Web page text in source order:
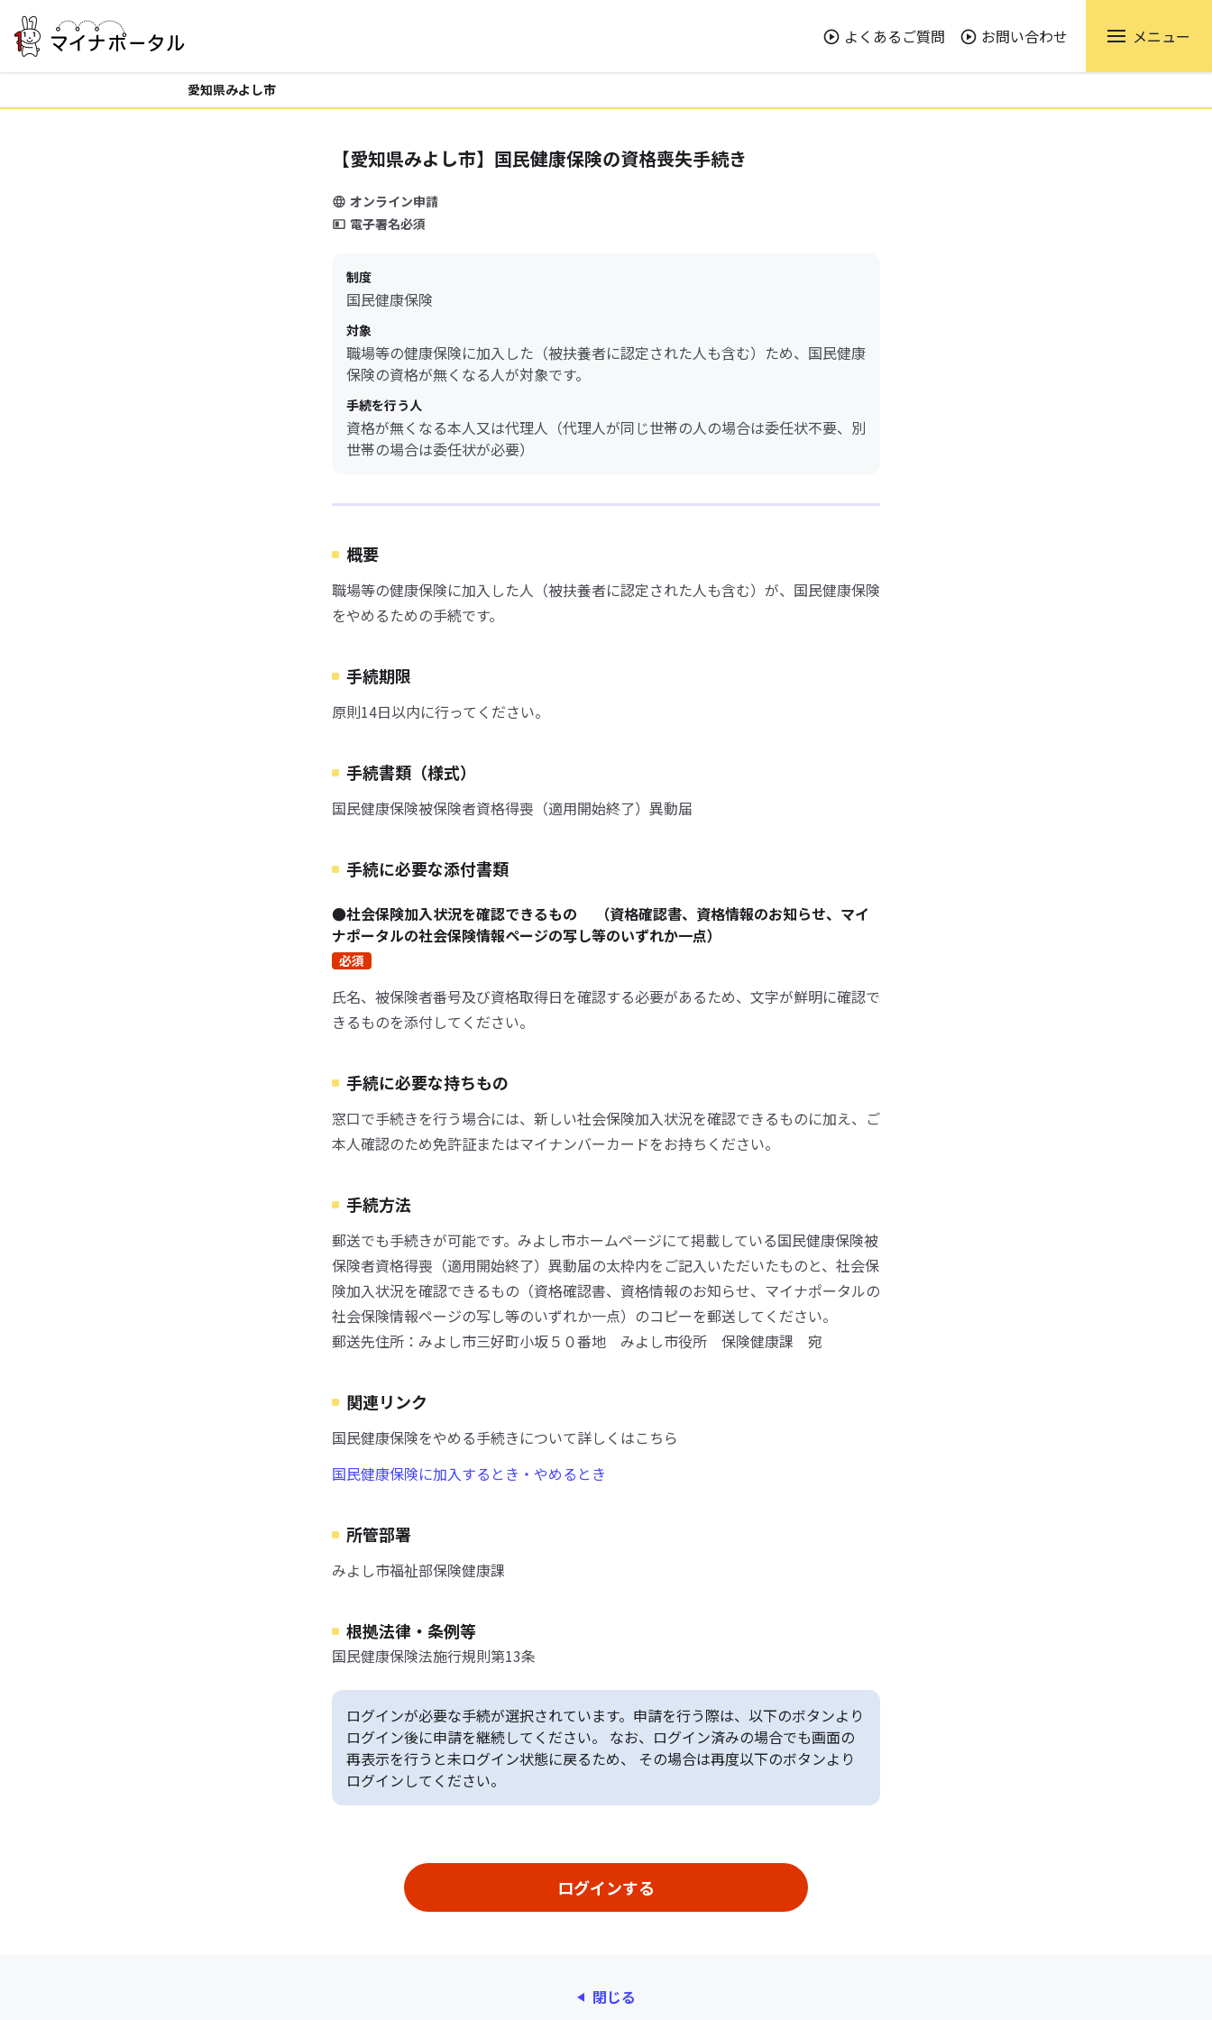
よくあるご質問 お問い合わせ メニュー
愛知県みよし市
【愛知県みよし市】国民健康保険の資格喪失手続き
オンライン申請
電子署名必須
制度
国民健康保険
対象
職場等の健康保険に加入した（被扶養者に認定された人も含む）ため、国民健康
保険の資格が無くなる人が対象です。
手続を行う人
資格が無くなる本人又は代理人（代理人が同じ世帯の人の場合は委任状不要、別
世帯の場合は委任状が必要）
概要
職場等の健康保険に加入した人（被扶養者に認定された人も含む）が、国民健康保険
をやめるための手続です。
手続期限
原則14日以内に行ってください。
手続書類（様式）
国民健康保険被保険者資格得喪（適用開始終了）異動届
手続に必要な添付書類
●社会保険加入状況を確認できるもの （資格確認書、資格情報のお知らせ、マイ
ナポータルの社会保険情報ページの写し等のいずれか一点）
必須
氏名、被保険者番号及び資格取得日を確認する必要があるため、文字が鮮明に確認で
きるものを添付してください。
手続に必要な持ちもの
窓口で手続きを行う場合には、新しい社会保険加入状況を確認できるものに加え、ご
本人確認のため免許証またはマイナンバーカードをお持ちください。
手続方法
郵送でも手続きが可能です。みよし市ホームページにて掲載している国民健康保険被
保険者資格得喪（適用開始終了）異動届の太枠内をご記入いただいたものと、社会保
険加入状況を確認できるもの（資格確認書、資格情報のお知らせ、マイナポータルの
社会保険情報ページの写し等のいずれか一点）のコピーを郵送してください。
郵送先住所：みよし市三好町小坂５０番地 みよし市役所 保険健康課 宛
関連リンク
国民健康保険をやめる手続きについて詳しくはこちら
国民健康保険に加入するとき・やめるとき
所管部署
みよし市福祉部保険健康課
根拠法律・条例等
国民健康保険法施行規則第13条
ログインが必要な手続が選択されています。申請を行う際は、以下のボタンより
ログイン後に申請を継続してください。 なお、ログイン済みの場合でも画面の
再表示を行うと未ログイン状態に戻るため、 その場合は再度以下のボタンより
ログインしてください。
閉じる